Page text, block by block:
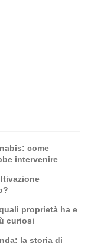
come
intervenire
proprietà ha e
curiosi
la storia di